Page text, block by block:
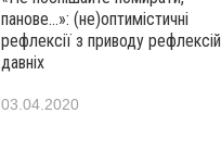
панове…»: (не)оптимістичні
рефлексії з приводу рефлексій
давніх
03.04.2020